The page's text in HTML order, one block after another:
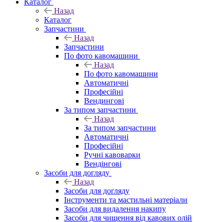
Каталог
Назад
Каталог
Запчастини
Назад
Запчастини
По фото кавомашини
Назад
По фото кавомашини
Автоматичні
Професійні
Вендингові
За типом запчастини
Назад
За типом запчастини
Автоматичні
Професійні
Ручні кавоварки
Вендінгові
Засоби для догляду
Назад
Засоби для догляду
Інструменти та мастильні матеріали
Засоби для видалення накипу
Засоби для чищення від кавових олій